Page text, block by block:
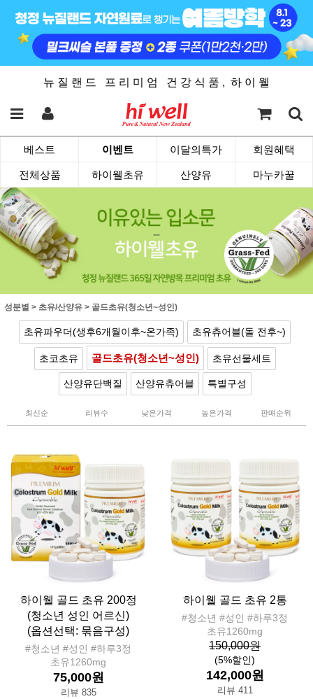
뉴 질 랜 드 프 리 미 엄 건 강 식 품 , 하 이 웰
베스트 이벤트 이달의특가 회원혜택
전체상품 하이웰초유 산양유 마누카꿀
성분별 > 초유/산양유 > 골드초유(청소년~성인)
초유파우더(생후6개월이후~온가족) 초유츄어블(돌 전후~)
초코초유 골드초유(청소년~성인) 초유선물세트
산양유단백질 산양유츄어블 특별구성
최신순 리뷰수 낮은가격 높은가격 판매순위
하이웰 골드 초유 200정
(청소년 성인 어르신)
(옵션선택: 묶음구성)
#청소년 #성인 #하루3정
초유1260mg
75,000원
리뷰 835
하이웰 골드 초유 2통
#청소년 #성인 #하루3정
초유1260mg
150,000원
(5%할인)
142,000원
리뷰 411